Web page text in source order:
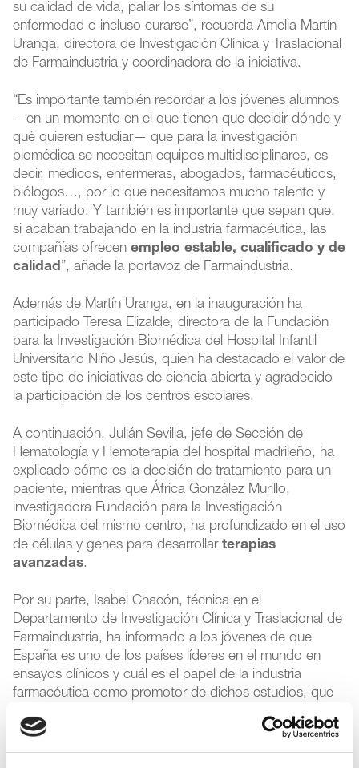
su calidad de vida, paliar los síntomas de su
enfermedad o incluso curarse”, recuerda Amelia Martín
Uranga, directora de Investigación Clínica y Traslacional
de Farmaindustria y coordinadora de la iniciativa.
“Es importante también recordar a los jóvenes alumnos
—en un momento en el que tienen que decidir dónde y
qué quieren estudiar— que para la investigación
biomédica se necesitan equipos multidisciplinares, es
decir, médicos, enfermeras, abogados, farmacéuticos,
biólogos…, por lo que necesitamos mucho talento y
muy variado. Y también es importante que sepan que,
si acaban trabajando en la industria farmacéutica, las
compañías ofrecen empleo estable, cualificado y de
calidad”, añade la portavoz de Farmaindustria.
Además de Martín Uranga, en la inauguración ha
participado Teresa Elizalde, directora de la Fundación
para la Investigación Biomédica del Hospital Infantil
Universitario Niño Jesús, quien ha destacado el valor de
este tipo de iniciativas de ciencia abierta y agradecido
la participación de los centros escolares.
A continuación, Julián Sevilla, jefe de Sección de
Hematología y Hemoterapia del hospital madrileño, ha
explicado cómo es la decisión de tratamiento para un
paciente, mientras que África González Murillo,
investigadora Fundación para la Investigación
Biomédica del mismo centro, ha profundizado en el uso
de células y genes para desarrollarterapias
avanzadas.
Por su parte, Isabel Chacón, técnica en el
Departamento de Investigación Clínica y Traslacional de
Farmaindustria, ha informado a los jóvenes de que
España es uno de los países líderes en el mundo en
ensayos clínicos y cuál es el papel de la industria
farmacéutica como promotor de dichos estudios, que
para las compañías.
“España es un país de referencia
en el mundo y el primero en Europa en la realización de